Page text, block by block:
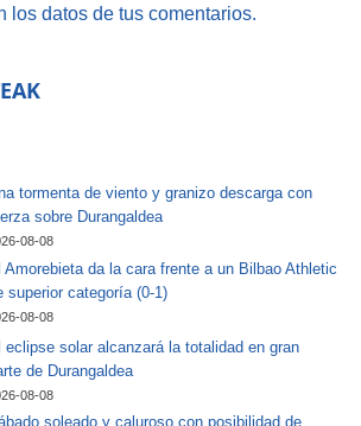
los datos de tus comentarios.
tormenta de viento y granizo descarga con
sobre Durangaldea
08-08
Amorebieta da la cara frente a un Bilbao Athletic
superior categoría (0-1)
08-08
eclipse solar alcanzará la totalidad en gran
de Durangaldea
08-08
soleado y caluroso con posibilidad de